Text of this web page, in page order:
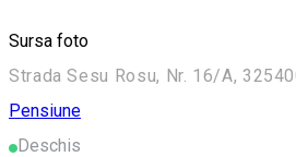
Sursa foto
Pensiune
Deschis